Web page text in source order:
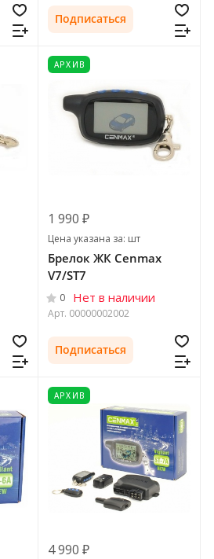
Подписаться
АРХИВ
1 990 ₽
Цена указана за: шт
Брелок ЖК Cenmax
V7/ST7
0 Нет в наличии
Арт. 00000002002
Подписаться
АРХИВ
4 990 ₽